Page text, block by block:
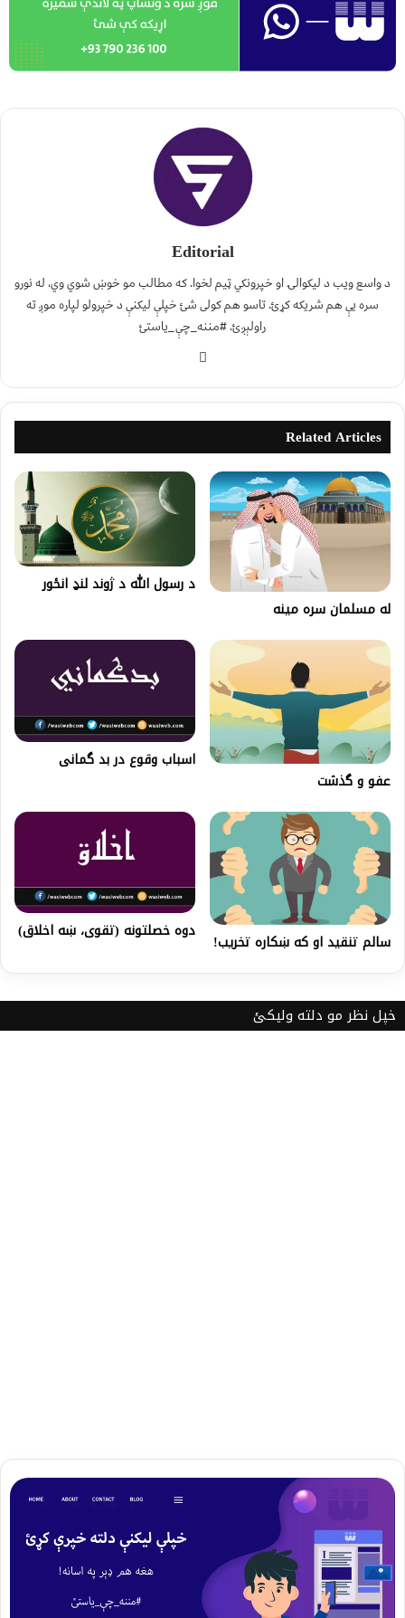
Editorial
د واسع ویب د لیکوالۍ او خپرونکي ټیم لخوا. که مطالب مو خوښ شوي وي، له نورو
سره یې هم شریکه کړئ. تاسو هم کولی شئ خپلې لیکنې د خپرولو لپاره موږ ته
راولېږئ. #مننه_چې_یاستئ
Related Articles
له مسلمان سره مینه
د رسول الله د ژوند لنډ انځور
عفو و گذشت
اسباب وقوع در بد گمانی
سالم تنقید او که ښکاره تخریب! دوه خصلتونه (تقوی، ښه اخلاق)
خپل نظر مو دلته ولیکئ